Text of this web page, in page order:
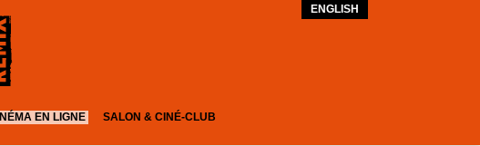
ENGLISH
EN LIGNE SALON & CINÉ-CLUB